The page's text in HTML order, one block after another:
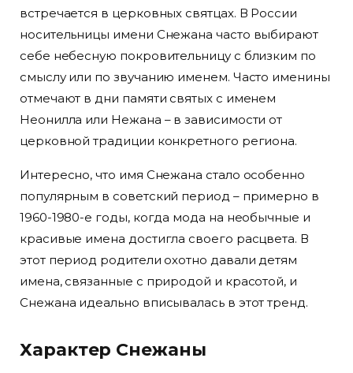
встречается в церковных святцах. В России
носительницы имени Снежана часто выбирают
себе небесную покровительницу с близким по
смыслу или по звучанию именем. Часто именины
отмечают в дни памяти святых с именем
Неонилла или Нежана – в зависимости от
церковной традиции конкретного региона.
Интересно, что имя Снежана стало особенно
популярным в советский период – примерно в
1960-1980-е годы, когда мода на необычные и
красивые имена достигла своего расцвета. В
этот период родители охотно давали детям
имена, связанные с природой и красотой, и
Снежана идеально вписывалась в этот тренд.
Характер Снежаны